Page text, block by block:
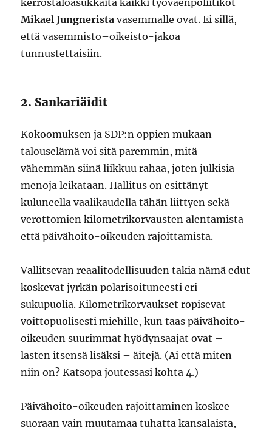
kerrostaloasukkaita kaikki työväenpoliitikot
Mikael Jungnerista vasemmalle ovat. Ei sillä,
että vasemmisto–oikeisto-jakoa
tunnustettaisiin.
2. Sankariäidit
Kokoomuksen ja SDP:n oppien mukaan
talouselämä voi sitä paremmin, mitä
vähemmän siinä liikkuu rahaa, joten julkisia
menoja leikataan. Hallitus on esittänyt
kuluneella vaalikaudella tähän liittyen sekä
verottomien kilometrikorvausten alentamista
että päivähoito-oikeuden rajoittamista.
Vallitsevan reaalitodellisuuden takia nämä edut
koskevat jyrkän polarisoituneesti eri
sukupuolia. Kilometrikorvaukset ropisevat
voittopuolisesti miehille, kun taas päivähoito-
oikeuden suurimmat hyödynsaajat ovat –
lasten itsensä lisäksi – äitejä. (Ai että miten
niin on? Katsopa joutessasi kohta 4.)
Päivähoito-oikeuden rajoittaminen koskee
suoraan vain muutamaa tuhatta kansalaista,